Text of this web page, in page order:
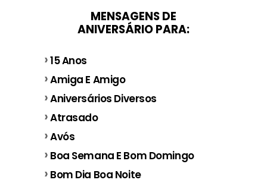
MENSAGENS DE
ANIVERSÁRIO PARA:
15 Anos
Amiga E Amigo
Aniversários Diversos
Atrasado
Avós
Boa Semana E Bom Domingo
Bom Dia Boa Noite